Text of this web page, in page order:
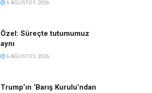
6 AĞUSTOS 2026
Özel: Süreçte tutumumuz
aynı
6 AĞUSTOS 2026
Trump’ın ‘Barış Kurulu’ndan